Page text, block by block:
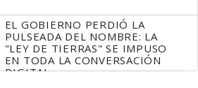
EL GOBIERNO PERDIÓ LA
PULSEADA DEL NOMBRE: LA
"LEY DE TIERRAS" SE IMPUSO
EN TODA LA CONVERSACIÓN
DIGITAL